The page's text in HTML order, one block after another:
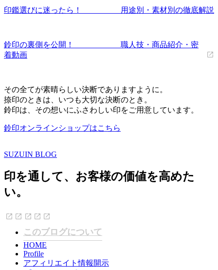
印鑑選びに迷ったら！ 用途別・素材別の徹底解説
鈴印の裏側を公開！ 職人技・商品紹介・密
着動画
その全てが素晴らしい決断でありますように。
捺印のときは、いつも大切な決断のとき。
鈴印は、その想いにふさわしい印をご用意しています。
鈴印オンラインショップはこちら
SUZUIN BLOG
印を通して、お客様の価値を高めた
い。
このブログについて
HOME
Profile
アフィリエイト情報開示